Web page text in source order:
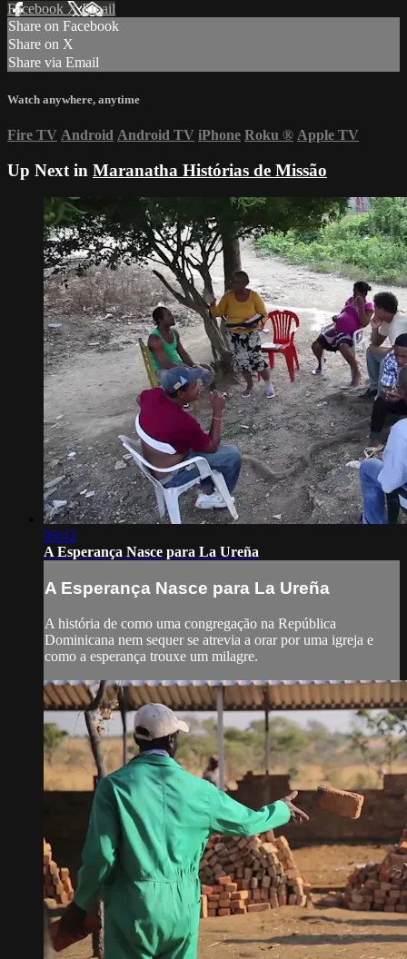
Facebook XEmail
Share on Facebook
Share on X
Share via Email
Watch anywhere, anytime
Fire TV Android Android TV iPhone Roku ® Apple TV
Up Next in Maranatha Histórias de Missão
03:42
A Esperança Nasce para La Ureña
A Esperança Nasce para La Ureña
A história de como uma congregação na República
Dominicana nem sequer se atrevia a orar por uma igreja e
como a esperança trouxe um milagre.